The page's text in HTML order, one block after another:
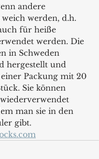
andere
werden, d.h.
für heiße
werden. Die
in Schweden
hergestellt und
Packung mit 20
Sie können
man sie in den
gibt.